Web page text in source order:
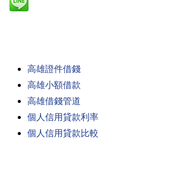
高雄證件借錢
高雄小額借款
高雄借錢管道
個人信用貸款利率
個人信用貸款比較